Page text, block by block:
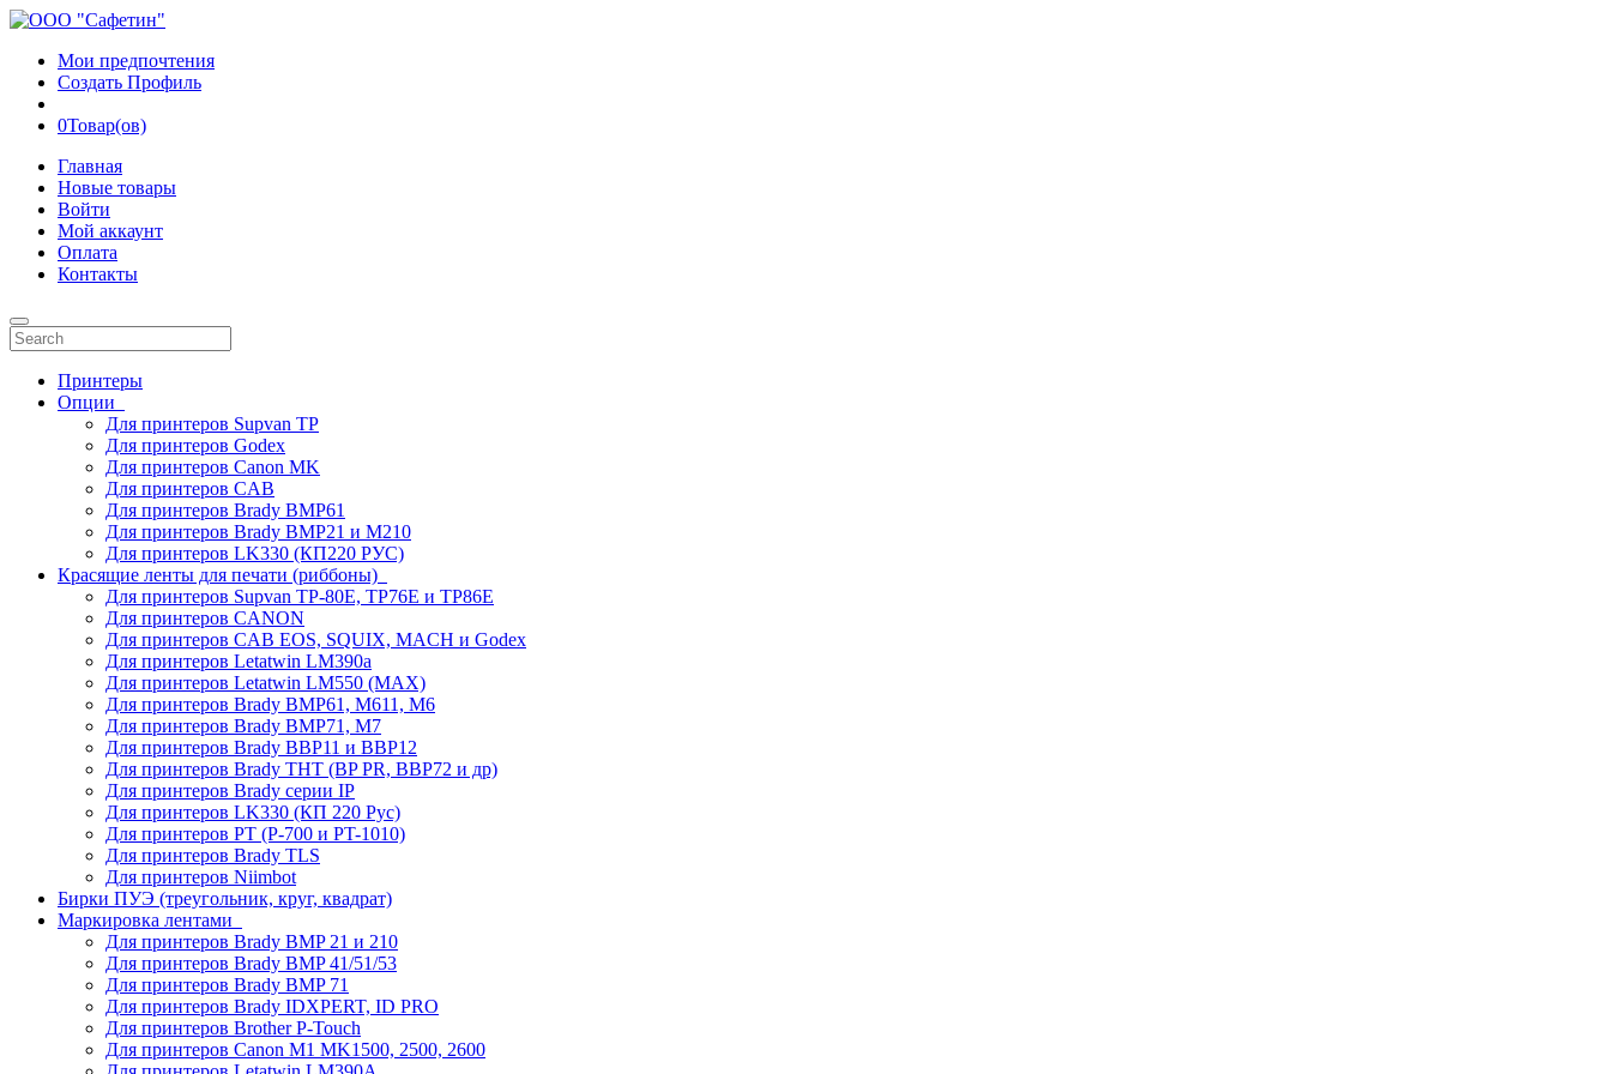
Мои предпочтения
Создать Профиль
0Товар(ов)
Главная
Новые товары
Войти
Мой аккаунт
Оплата
Контакты
Принтеры
Опции
Для принтеров Supvan TP
Для принтеров Godex
Для принтеров Canon MK
Для принтеров CAB
Для принтеров Brady BMP61
Для принтеров Brady BMP21 и M210
Для принтеров LK330 (КП220 РУС)
Красящие ленты для печати (риббоны)
Для принтеров Supvan TP-80E, TP76E и TP86E
Для принтеров CANON
Для принтеров CAB EOS, SQUIX, MACH и Godex
Для принтеров Letatwin LM390a
Для принтеров Letatwin LM550 (MAX)
Для принтеров Brady BMP61, M611, M6
Для принтеров Brady BMP71, M7
Для принтеров Brady BBP11 и BBP12
Для принтеров Brady THT (BP PR, BBP72 и др)
Для принтеров Brady серии IP
Для принтеров LK330 (КП 220 Рус)
Для принтеров PT (P-700 и PT-1010)
Для принтеров Brady TLS
Для принтеров Niimbot
Бирки ПУЭ (треугольник, круг, квадрат)
Маркировка лентами
Для принтеров Brady BMP 21 и 210
Для принтеров Brady BMP 41/51/53
Для принтеров Brady BMP 71
Для принтеров Brady IDXPERT, ID PRO
Для принтеров Brother P-Touch
Для принтеров Canon M1 MK1500, 2500, 2600